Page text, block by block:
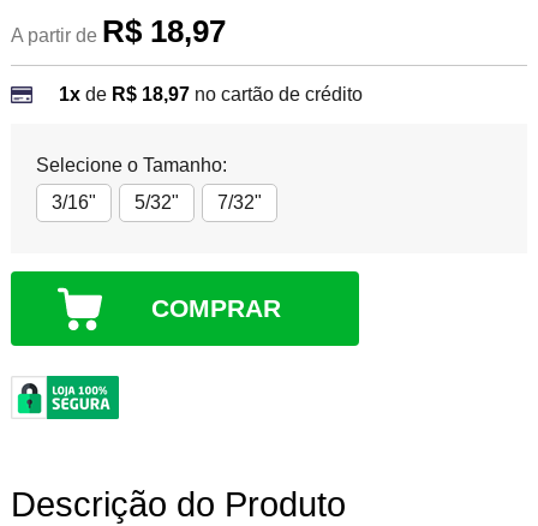
A partir de R$ 18,97
1xde R$ 18,97 no cartão de crédito
Selecione o Tamanho:
3/16"
5/32" 7/32"
COMPRAR
Descrição do Produto